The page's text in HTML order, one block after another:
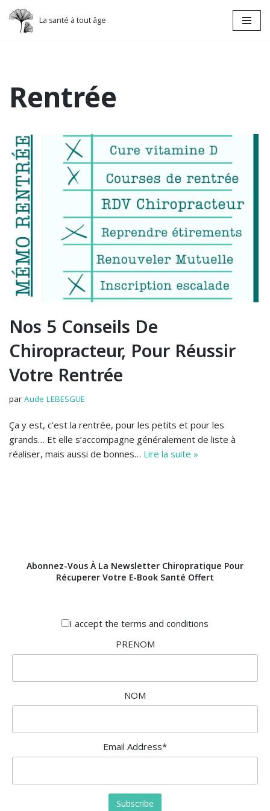
Aller
La santé à tout âge
Rentrée
Nos 5 Conseils De
Chiropracteur, Pour Réussir
Votre Rentrée
par Aude LEBESGUE
Ça y est, c’est la rentrée, pour les petits et pour les
grands… Et elle s’accompagne généralement de liste à
réaliser, mais aussi de bonnes… Lire la suite »
Abonnez-Vous À La Newsletter Chiropratique Pour
Récuperer Votre E-Book Santé Offert
I accept the terms and conditions
PRENOM
NOM
Email Address*